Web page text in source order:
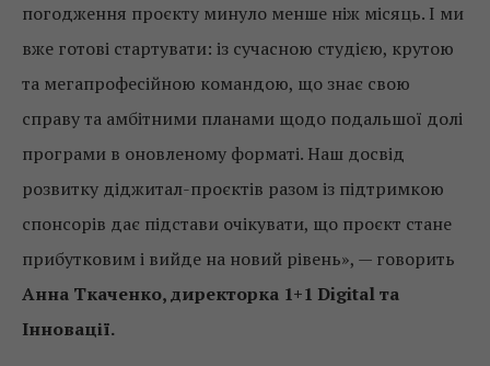
погодження проєкту минуло менше ніж місяць. І ми
вже готові стартувати: із сучасною студією, крутою
та мегапрофесійною командою, що знає свою
справу та амбітними планами щодо подальшої долі
програми в оновленому форматі. Наш досвід
розвитку діджитал-проєктів разом із підтримкою
спонсорів дає підстави очікувати, що проєкт стане
прибутковим і вийде на новий рівень», — говорить
Анна Ткаченко, директорка 1+1 Digital та
Інновації.